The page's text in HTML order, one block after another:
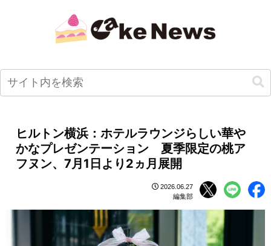
ヒルトン横浜：ホテルラウンジらしい華や
かなプレゼンテーション 夏季限定の桃ア
フヌン、7月1日より2ヵ月展開
2026.06.27
編集部